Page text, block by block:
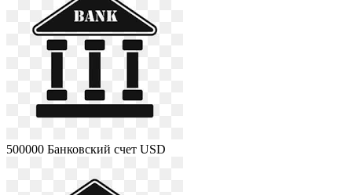
500000 Банковский счет USD